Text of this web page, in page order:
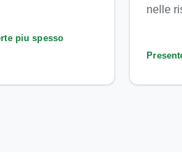
piu spesso
nelle